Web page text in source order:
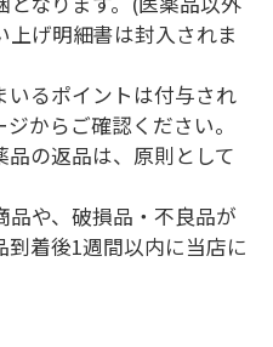
げ明細書は封入されま
いるポイントは付与され
からご確認ください。
品の返品は、原則として
品や、破損品・不良品が
着後1週間以内に当店に